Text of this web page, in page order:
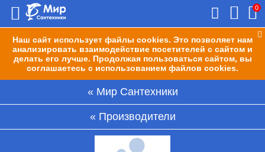
Наш сайт использует файлы cookies. Это позволяет нам
анализировать взаимодействие посетителей с сайтом и
делать его лучше. Продолжая пользоваться сайтом, вы
соглашаетесь с использованием файлов cookies.
0
Мир Сантехники
Производители